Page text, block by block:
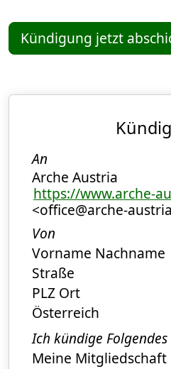
Kündigung jetzt
An
Arche Austria
https://www.arche-
<office@arche-
Von
Vorname Nachname
Straße
PLZ Ort
Österreich
Ich kündige Folgendes
Meine Mitgliedschaft